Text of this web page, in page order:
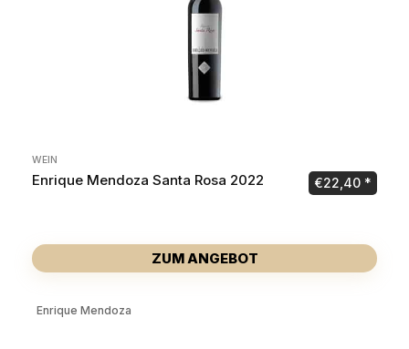
WEIN
Enrique Mendoza Santa Rosa 2022 €22,40
ZUM ANGEBOT
Enrique Mendoza